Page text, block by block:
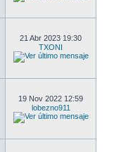
21 Abr 2023 19:30
TXONI
19 Nov 2022 12:59
lobezno911